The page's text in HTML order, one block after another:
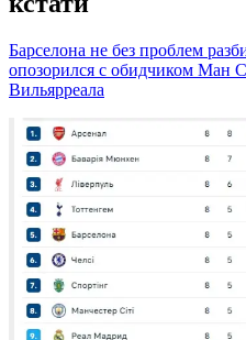
Барселона не без проблем
опозорился с обидчиком Ман
Вильярреала